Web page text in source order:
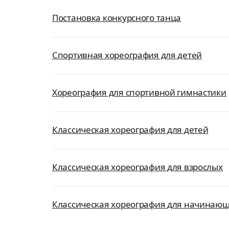
Постановка конкурсного танца
Спортивная хореография для детей
Хореография для спортивной гимнастики
Классическая хореография для детей
Классическая хореография для взрослых
Классическая хореография для